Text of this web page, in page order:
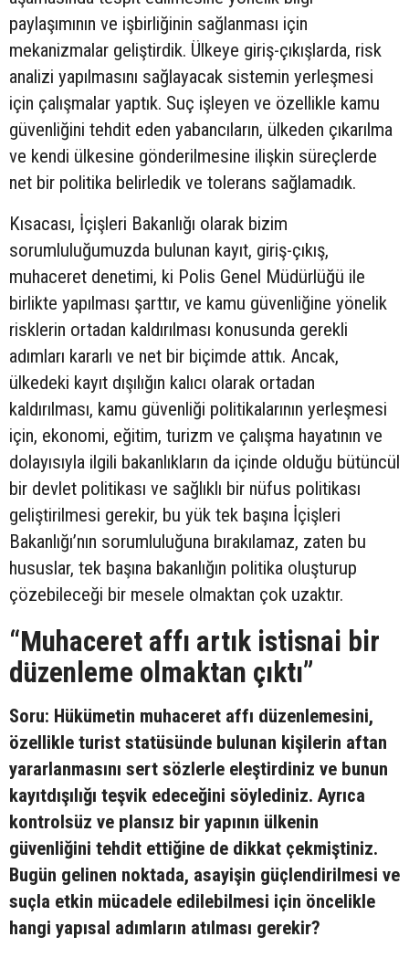
paylaşımının ve işbirliğinin sağlanması için
mekanizmalar geliştirdik. Ülkeye giriş-çıkışlarda, risk
analizi yapılmasını sağlayacak sistemin yerleşmesi
için çalışmalar yaptık. Suç işleyen ve özellikle kamu
güvenliğini tehdit eden yabancıların, ülkeden çıkarılma
ve kendi ülkesine gönderilmesine ilişkin süreçlerde
net bir politika belirledik ve tolerans sağlamadık.
Kısacası, İçişleri Bakanlığı olarak bizim
sorumluluğumuzda bulunan kayıt, giriş-çıkış,
muhaceret denetimi, ki Polis Genel Müdürlüğü ile
birlikte yapılması şarttır, ve kamu güvenliğine yönelik
risklerin ortadan kaldırılması konusunda gerekli
adımları kararlı ve net bir biçimde attık. Ancak,
ülkedeki kayıt dışılığın kalıcı olarak ortadan
kaldırılması, kamu güvenliği politikalarının yerleşmesi
için, ekonomi, eğitim, turizm ve çalışma hayatının ve
dolayısıyla ilgili bakanlıkların da içinde olduğu bütüncül
bir devlet politikası ve sağlıklı bir nüfus politikası
geliştirilmesi gerekir, bu yük tek başına İçişleri
Bakanlığı’nın sorumluluğuna bırakılamaz, zaten bu
hususlar, tek başına bakanlığın politika oluşturup
çözebileceği bir mesele olmaktan çok uzaktır.
“Muhaceret affı artık istisnai bir
düzenleme olmaktan çıktı”
Soru: Hükümetin muhaceret affı düzenlemesini,
özellikle turist statüsünde bulunan kişilerin aftan
yararlanmasını sert sözlerle eleştirdiniz ve bunun
kayıtdışılığı teşvik edeceğini söylediniz. Ayrıca
kontrolsüz ve plansız bir yapının ülkenin
güvenliğini tehdit ettiğine de dikkat çekmiştiniz.
Bugün gelinen noktada, asayişin güçlendirilmesi ve
suçla etkin mücadele edilebilmesi için öncelikle
hangi yapısal adımların atılması gerekir?